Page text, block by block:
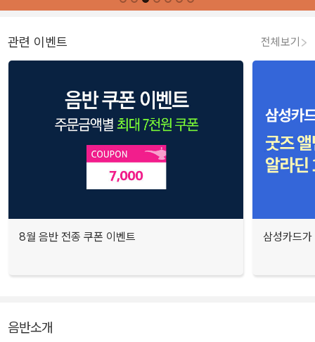
관련 이벤트 전체보기
8월 음반 전종 쿠폰 이벤트 삼성카드
음반소개